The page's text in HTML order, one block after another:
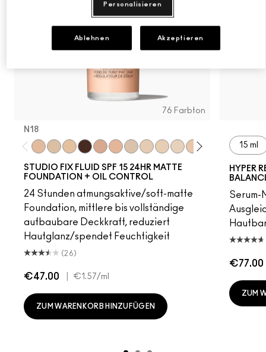
76 Farbton
N18
STUDIO FIX FLUID SPF 15 24HR MATTE
FOUNDATION + OIL CONTROL
24 Stunden atmungsaktive/soft-matte
Foundation, mittlere bis vollständige
aufbaubare Deckkraft, reduziert
Hautglanz/spendet Feuchtigkeit
(26)
€47.00 €1.57/ml
ZUM WARENKORB HINZUFÜGEN
15 ml
HYPER
Serum-
€77.00
ZUM
Personalisieren
Ablehnen Akzeptieren